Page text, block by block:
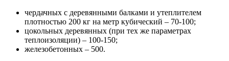
чердачных с деревянными балками и утеплителем
плотностью 200 кг на метр кубический – 70-100;
цокольных деревянных (при тех же параметрах
теплоизоляции) – 100-150;
железобетонных – 500.